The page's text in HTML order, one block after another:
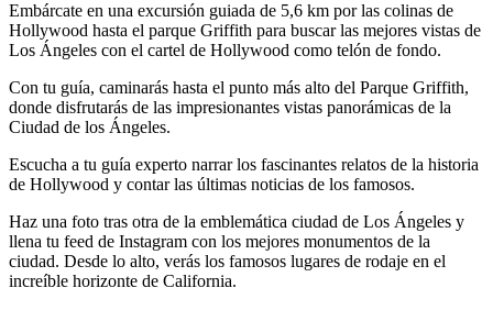
Embárcate en una excursión guiada de 5,6 km por las colinas de
Hollywood hasta el parque Griffith para buscar las mejores vistas de
Los Ángeles con el cartel de Hollywood como telón de fondo.
Con tu guía, caminarás hasta el punto más alto del Parque Griffith,
donde disfrutarás de las impresionantes vistas panorámicas de la
Ciudad de los Ángeles.
Escucha a tu guía experto narrar los fascinantes relatos de la historia
de Hollywood y contar las últimas noticias de los famosos.
Haz una foto tras otra de la emblemática ciudad de Los Ángeles y
llena tu feed de Instagram con los mejores monumentos de la
ciudad. Desde lo alto, verás los famosos lugares de rodaje en el
increíble horizonte de California.